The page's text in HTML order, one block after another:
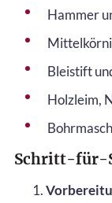
Hammer
Bleistift
Holzleim,
Schritt-für-